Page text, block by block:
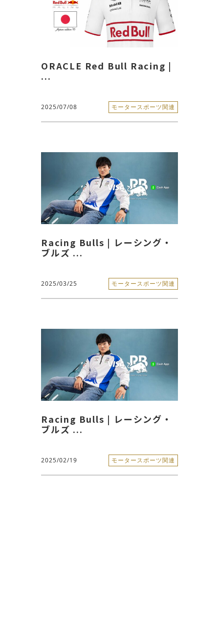
ORACLE Red Bull Racing |
...
2025/07/08 モータースポーツ関連
Racing Bulls | レーシング・
ブルズ ...
2025/03/25 モータースポーツ関連
Racing Bulls | レーシング・
ブルズ ...
2025/02/19 モータースポーツ関連